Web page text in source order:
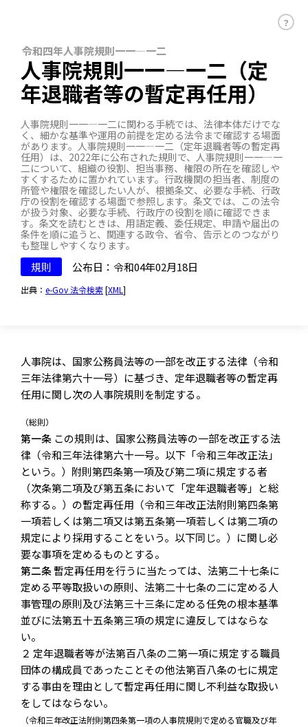
令和四年人事院規則一一―一二
人事院規則一一―一二（定
年退職者等の暫定再任用）
人事院規則一一―一二に関わる手続では、法律本体だけでな
く、細かな基準や運用の前提を定める法令まで確認する場面
があります。人事院規則一一―一二（定年退職者等の暫定再
任用）は、2022年に公布された規則で、人事院規則一一―一
二について、組織の役割、担当事務、権限の所在を確認しや
すくするために置かれています。行政機関の担当者、制度の
所管や権限を確認したい人が、根拠条文、必要な手続、行政
庁の役割を確認する場面で参照します。条文では、この法令
が扱う対象、必要な手続、行政庁の役割を順に確認できま
す。条文を読むときは、用語定義、委任規定、申請や届出の
条件を順に追うと、関連する政令、省令、告示とのつながり
も整理しやすくなります。
規則 公布日：令和04年02月18日
出典： e-Gov 法令検索[XML ]
人事院は、国家公務員法等の一部を改正する法律（令和
三年法律第六十一号）に基づき、定年退職者等の暫定再
任用に関し次の人事院規則を制定する。
（総則）
第一条 この規則は、国家公務員法等の一部を改正する法
律（令和三年法律第六十一号。以下「令和三年改正法」
という。）附則第四条第一項及び第二項に規定する者
（次条第二項及び第五条において「定年退職者等」と総
称する。）の暫定再任用（令和三年改正法附則第四条第
一項若しくは第二項又は第五条第一項若しくは第二項の
規定により採用することをいう。以下同じ。）に関し必
要な事項を定めるものとする。
第二条暫定再任用を行うに当たっては、法第二十七条に
定める平等取扱いの原則、法第二十七条の二に定める人
事管理の原則及び法第三十三条に定める任免の根本基準
並びに法第五十五条第三項の規定に違反してはならな
い。
２ 定年退職者等が法第百八条の二第一項に規定する職員
団体の構成員であったことその他法第百八条の七に規定
する事由を理由として暫定再任用に関し不利益な取扱い
をしてはならない。
（令和三年改正法附則第四条第一項の人事院規則で定める官職及び年
？